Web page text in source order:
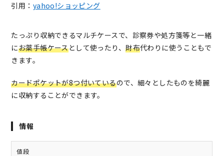
引用： yahoo!ショッピング
たっぷり収納できるマルチケースで、診察券や処方箋等と一緒
にお薬手帳ケースとして使ったり、財布代わりに使うこともで
きます。
カードポケットが8つ付いているので、細々としたものを綺麗
に収納することができます。
情報
値段